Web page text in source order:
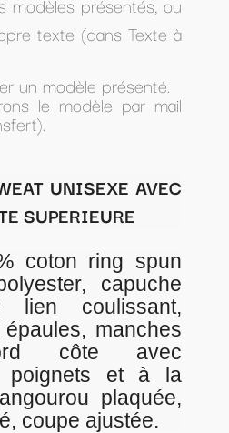
texte (dans Texte à
un modèle présenté.
le modèle par mail
UNISEXE AVEC
SUPERIEURE
coton ring spun
capuche
lien coulissant,
manches
côte avec
poignets et à la
plaquée,
coupe ajustée.